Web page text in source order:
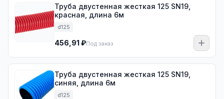
Труба двустенная жесткая 125 SN19,
красная, длина 6м
d125
456,91 ₽Под заказ
Труба двустенная жесткая 125 SN19,
синяя, длина 6м
d125